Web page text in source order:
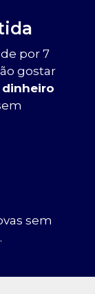
por 7
gostar
dinheiro
sem